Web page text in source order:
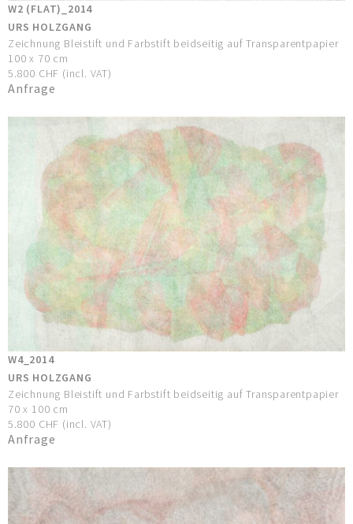
W2 (FLAT)_2014
URS HOLZGANG
Zeichnung Bleistift und Farbstift beidseitig auf Transparentpapier
100 x 70 cm
5.800 CHF (incl. VAT)
Anfrage
W4_2014
URS HOLZGANG
Zeichnung Bleistift und Farbstift beidseitig auf Transparentpapier
70 x 100 cm
5.800 CHF (incl. VAT)
Anfrage